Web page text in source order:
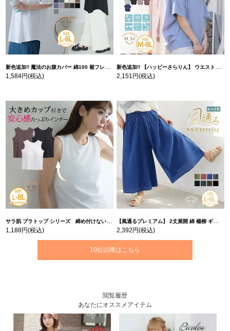
新色追加!! 魔法のお腹カバー 綿100 裾フレア Tシャツ | 大きいサイズの通販ならハッピーマリリン
1,584円(税込)
新色追加!! 【ハッピーさらりん】 ウエストタック入り スッキリ魅せ コクーントップス | 大きいサイズの通販ならハッピーマリリン
2,151円(税込)
サラ肌 ブラトップ シリーズ 締め付けない リブ タンクトップ | 大きいサイズの通販ならハッピーマリリン
1,188円(税込)
【風通るプレミアム】 2丈展開 綿 楊柳 ギャザー フレア スカンツ 【ウェストゴム】 | 大きいサイズの通販ならハッピーマリリン
2,392円(税込)
10位以降はこちら
閲覧履歴
あなたにオススメアイテム